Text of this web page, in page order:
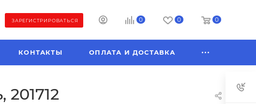
ЗАРЕГИСТРИРОВАТЬСЯ 0 0 0
КОНТАКТЫ ОПЛАТА И ДОСТАВКА